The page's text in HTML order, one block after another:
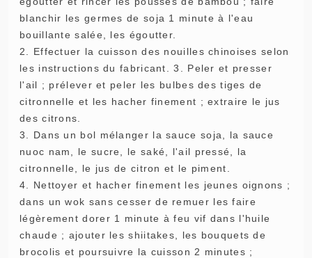
blanchir les germes de soja 1 minute à l'eau
bouillante salée, les égoutter.
2. Effectuer la cuisson des nouilles chinoises selon
les instructions du fabricant. 3. Peler et presser
l'ail ; prélever et peler les bulbes des tiges de
citronnelle et les hacher finement ; extraire le jus
des citrons.
3. Dans un bol mélanger la sauce soja, la sauce
nuoc nam, le sucre, le saké, l'ail pressé, la
citronnelle, le jus de citron et le piment.
4. Nettoyer et hacher finement les jeunes oignons ;
dans un wok sans cesser de remuer les faire
légèrement dorer 1 minute à feu vif dans l'huile
chaude ; ajouter les shiitakes, les bouquets de
brocolis et poursuivre la cuisson 2 minutes ;